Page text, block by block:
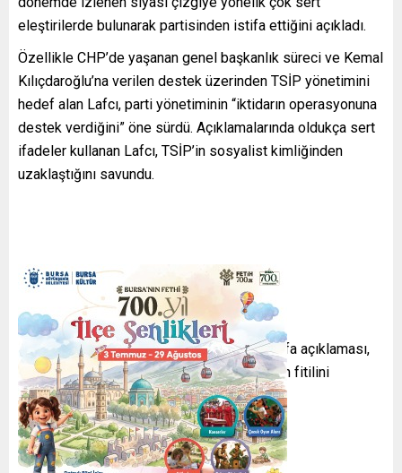
eleştirilerde bulunarak partisinden istifa ettiğini açıkladı.
Özellikle CHP’de yaşanan genel başkanlık süreci ve Kemal
Kılıçdaroğlu’na verilen destek üzerinden TSİP yönetimini
hedef alan Lafcı, parti yönetiminin “iktidarın operasyonuna
destek verdiğini” öne sürdü. Açıklamalarında oldukça sert
ifadeler kullanan Lafcı, TSİP’in sosyalist kimliğinden
uzaklaştığını savundu.
Siyasi kulislerde büyük yankı uyandıran istifa açıklaması,
sol siyaset çevrelerinde yeni bir tartışmanın fitilini
ateşledi.